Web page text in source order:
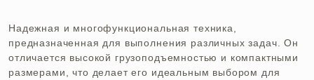
Надежная и многофункциональная техника,
предназначенная для выполнения различных задач. Он
отличается высокой грузоподъемностью и компактными
размерами, что делает его идеальным выбором для